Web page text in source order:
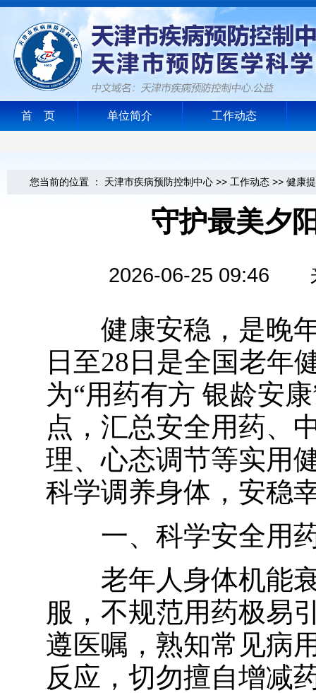
首 页 单位简介 工作动态
您当前的位置 ： 天津市疾病预防控制中心 >> 工作动态 >> 健康
守护最美夕
2026-06-25 09:46
健康安稳，是晚
日至28日是全国老年
为“用药有方 银龄安康
点，汇总安全用药、
理、心态调节等实用
科学调养身体，安稳
一、科学安全用
老年人身体机能
服，不规范用药极易
遵医嘱 ，熟知常见病
反应， 切勿擅自增减